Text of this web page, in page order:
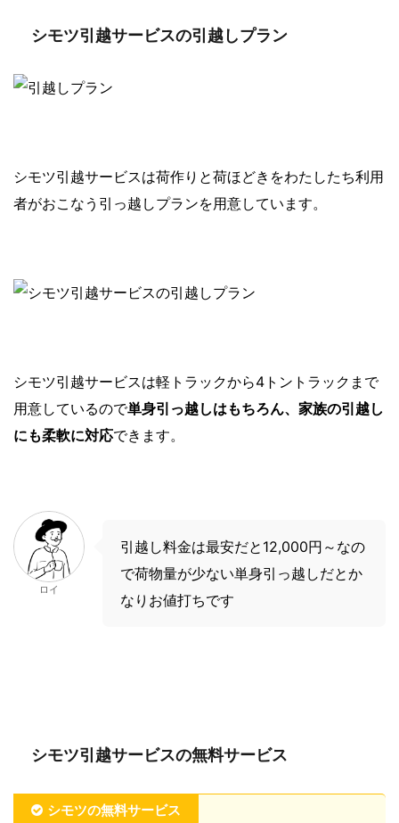
シモツ引越サービスの引越しプラン
シモツ引越サービスは荷作りと荷ほどきをわたしたち利用
者がおこなう引っ越しプランを用意しています。
シモツ引越サービスは軽トラックから4トントラックまで
用意しているので単身引っ越しはもちろん、家族の引越し
にも柔軟に対応できます。
ロイ
引越し料金は最安だと12,000円～なの
で荷物量が少ない単身引っ越しだとか
なりお値打ちです
シモツ引越サービスの無料サービス
シモツの無料サービス